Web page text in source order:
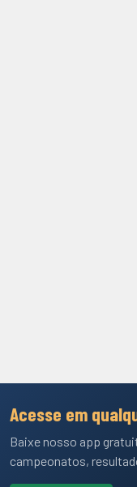
Acesse em
Baixe nosso app
campeonatos,